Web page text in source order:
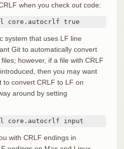
when you check out code:
core.autocrlf true
system that uses LF line
Git to automatically convert
however, if a file with CRLF
then you may want
to convert CRLF to LF on
around by setting
core.autocrlf input
with CRLF endings in